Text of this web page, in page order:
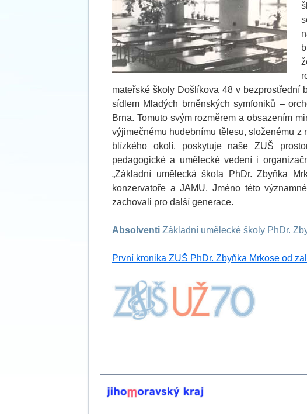
mateřské školy Došlíkova 48 v
sídlem Mladých brněnských symfoniků –
Brna. Tomuto svým rozměrem a obsazením
výjimečnému hudebnímu tělesu, složenému
blízkého okolí, poskytuje naše ZUŠ
pedagogické a umělecké vedení i
„Základní umělecká škola PhDr. Zbyňka
konzervatoře a JAMU. Jméno této
zachovali pro další generace.
Absolventi Základní umělecké školy PhDr.
První kronika ZUŠ PhDr. Zbyňka Mrkose od